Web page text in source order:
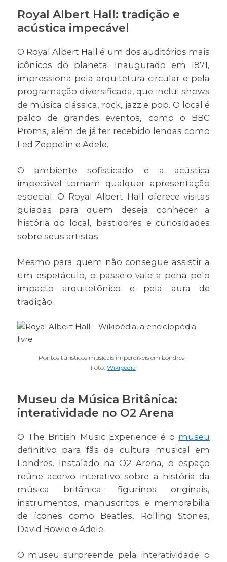
Royal Albert Hall: tradição e
acústica impecável
O Royal Albert Hall é um dos auditórios mais
icônicos do planeta. Inaugurado em 1871,
impressiona pela arquitetura circular e pela
programação diversificada, que inclui shows
de música clássica, rock, jazz e pop. O local é
palco de grandes eventos, como o BBC
Proms, além de já ter recebido lendas como
Led Zeppelin e Adele.
O ambiente sofisticado e a acústica
impecável tornam qualquer apresentação
especial. O Royal Albert Hall oferece visitas
guiadas para quem deseja conhecer a
história do local, bastidores e curiosidades
sobre seus artistas.
Mesmo para quem não consegue assistir a
um espetáculo, o passeio vale a pena pelo
impacto arquitetônico e pela aura de
tradição.
Pontos turísticos musicais imperdíveis em Londres -
Foto:Wikipédia
Museu da Música Britânica:
interatividade no O2 Arena
O The British Music Experience é o museu
definitivo para fãs da cultura musical em
Londres. Instalado na O2 Arena, o espaço
reúne acervo interativo sobre a história da
música britânica: figurinos originais,
instrumentos, manuscritos e memorabilia
de ícones como Beatles, Rolling Stones,
David Bowie e Adele.
O museu surpreende pela interatividade: o